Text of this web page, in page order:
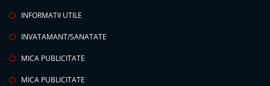
INFORMATII UTILE
INVATAMANT/SANATATE
MICA PUBLICITATE
MICA PUBLICITATE